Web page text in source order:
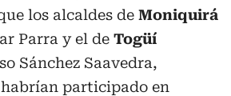
los alcaldes de Moniquirá
Parra y el de Togüí
Sánchez Saavedra,
participado en